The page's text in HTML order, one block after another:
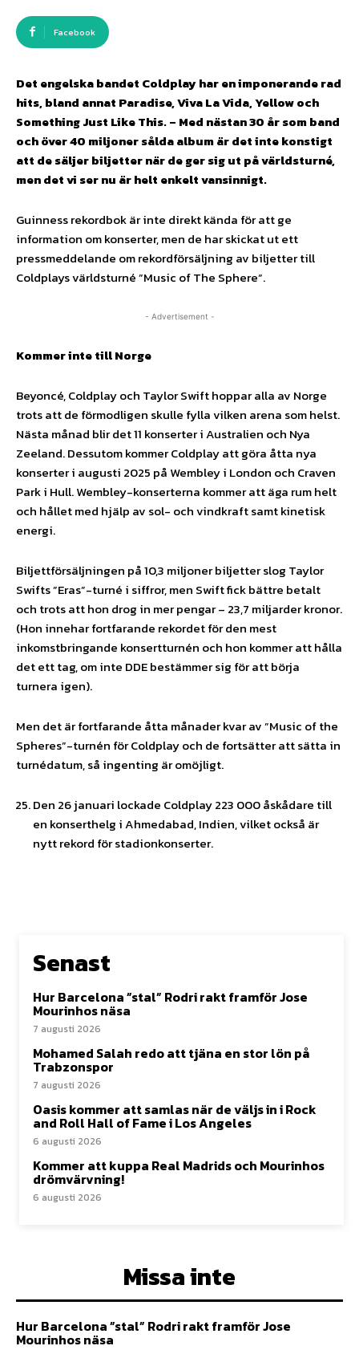
Facebook
Det engelska bandet Coldplay har en imponerande rad
hits, bland annat Paradise, Viva La Vida, Yellow och
Something Just Like This. – Med nästan 30 år som band
och över 40 miljoner sålda album är det inte konstigt
att de säljer biljetter när de ger sig ut på världsturné,
men det vi ser nu är helt enkelt vansinnigt.
Guinness rekordbok är inte direkt kända för att ge
information om konserter, men de har skickat ut ett
pressmeddelande om rekordförsäljning av biljetter till
Coldplays världsturné ”Music of The Sphere”.
- Advertisement -
Kommer inte till Norge
Beyoncé, Coldplay och Taylor Swift hoppar alla av Norge
trots att de förmodligen skulle fylla vilken arena som helst.
Nästa månad blir det 11 konserter i Australien och Nya
Zeeland. Dessutom kommer Coldplay att göra åtta nya
konserter i augusti 2025 på Wembley i London och Craven
Park i Hull. Wembley-konserterna kommer att äga rum helt
och hållet med hjälp av sol- och vindkraft samt kinetisk
energi.
Biljettförsäljningen på 10,3 miljoner biljetter slog Taylor
Swifts ”Eras”-turné i siffror, men Swift fick bättre betalt
och trots att hon drog in mer pengar – 23,7 miljarder kronor.
(Hon innehar fortfarande rekordet för den mest
inkomstbringande konsertturnén och hon kommer att hålla
det ett tag, om inte DDE bestämmer sig för att börja
turnera igen).
Men det är fortfarande åtta månader kvar av ”Music of the
Spheres”-turnén för Coldplay och de fortsätter att sätta in
turnédatum, så ingenting är omöjligt.
Den 26 januari lockade Coldplay 223 000 åskådare till
en konserthelg i Ahmedabad, Indien, vilket också är
nytt rekord för stadionkonserter.
Senast
Hur Barcelona ”stal” Rodri rakt framför Jose
Mourinhos näsa
7 augusti 2026
Mohamed Salah redo att tjäna en stor lön på
Trabzonspor
7 augusti 2026
Oasis kommer att samlas när de väljs in i Rock
and Roll Hall of Fame i Los Angeles
6 augusti 2026
Kommer att kuppa Real Madrids och Mourinhos
drömvärvning!
6 augusti 2026
Missa inte
Hur Barcelona ”stal” Rodri rakt framför Jose
Mourinhos näsa